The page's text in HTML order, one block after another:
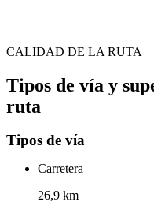
CALIDAD DE LA RUTA
Tipos de vía y
ruta
Tipos de vía
Carretera
26,9 km